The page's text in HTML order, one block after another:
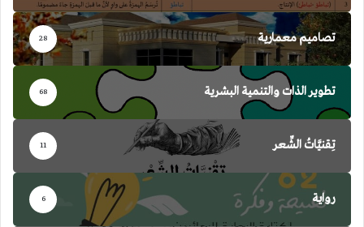
تصاميم معمارية 28
تطوير الذات والتنمية البشرية 68
تِقنيَّاتُ الشِّعر 11
رواية 6